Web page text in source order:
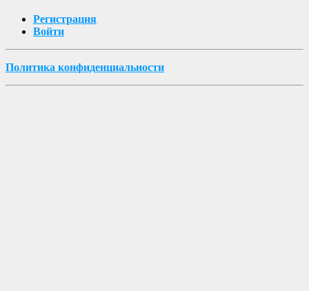
Регистрация
Войти
Политика конфиденциальности